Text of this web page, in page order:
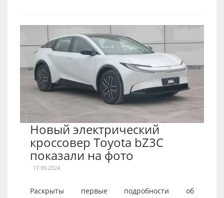
Новый электрический
кроссовер Toyota bZ3C
показали на фото
17.09.2024
Раскрыты первые подробности об